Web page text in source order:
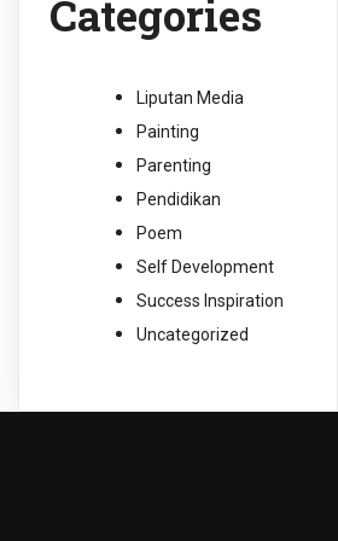
Categories
Liputan Media
Painting
Parenting
Pendidikan
Poem
Self Development
Success Inspiration
Uncategorized